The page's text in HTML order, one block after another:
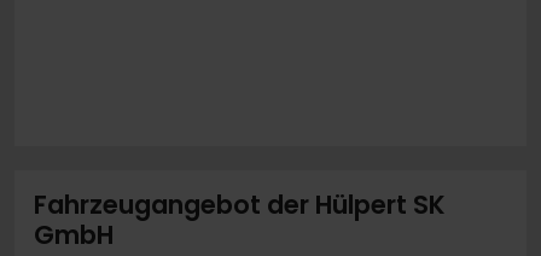
Fahrzeugangebot der Hülpert SK
GmbH